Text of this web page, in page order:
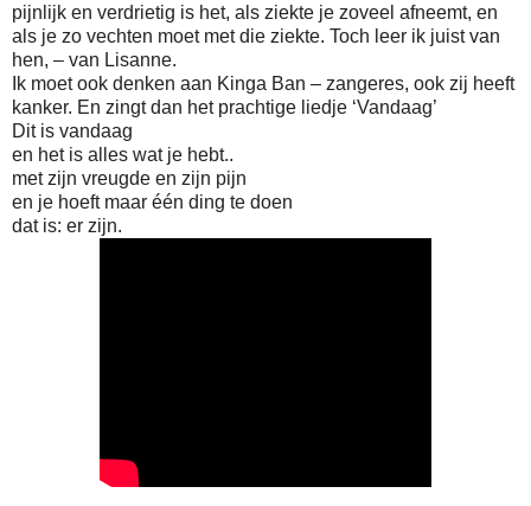
pijnlijk en verdrietig is het, als ziekte je zoveel afneemt, en
als je zo vechten moet met die ziekte. Toch leer ik juist van
hen, – van Lisanne.
Ik moet ook denken aan Kinga Ban – zangeres, ook zij heeft
kanker. En zingt dan het prachtige liedje ‘Vandaag’
Dit is vandaag
en het is alles wat je hebt..
met zijn vreugde en zijn pijn
en je hoeft maar één ding te doen
dat is: er zijn.